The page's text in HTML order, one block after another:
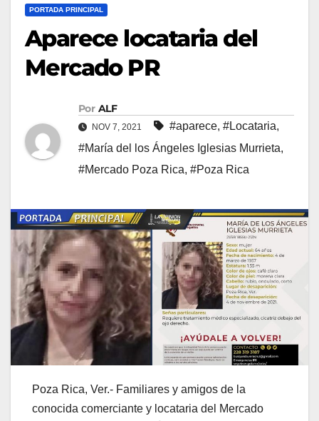
PORTADA PRINCIPAL
Aparece locataria del
Mercado PR
Por ALF
NOV 7, 2021 #aparece, #Locataria,
#María del los Ángeles Iglesias Murrieta,
#Mercado Poza Rica, #Poza Rica
Poza Rica, Ver.- Familiares y amigos de la
conocida comerciante y locataria del Mercado